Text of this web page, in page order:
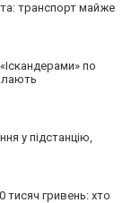
транспорт майже
по
у підстанцію,
тисяч гривень: хто